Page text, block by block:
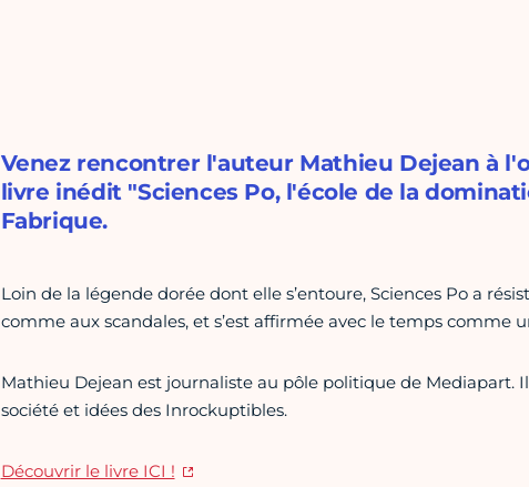
Venez rencontrer l'auteur Mathieu Dejean à
livre inédit "Sciences Po, l'école de la
Fabrique.
Loin de la légende dorée dont elle s’entoure, Sciences Po a
comme aux scandales, et s’est affirmée avec le temps comme
Mathieu Dejean est journaliste au pôle politique de Mediapart.
société et idées des Inrockuptibles.
Découvrir le livre ICI !